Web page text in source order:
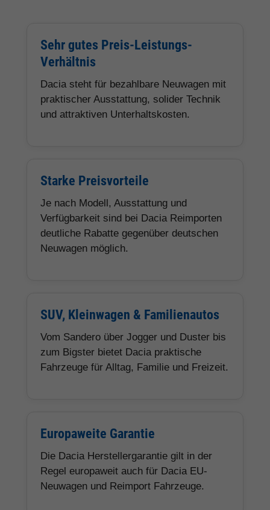
Sehr gutes Preis-Leistungs-
Verhältnis
Dacia steht für bezahlbare Neuwagen mit
praktischer Ausstattung, solider Technik
und attraktiven Unterhaltskosten.
Starke Preisvorteile
Je nach Modell, Ausstattung und
Verfügbarkeit sind bei Dacia Reimporten
deutliche Rabatte gegenüber deutschen
Neuwagen möglich.
SUV, Kleinwagen & Familienautos
Vom Sandero über Jogger und Duster bis
zum Bigster bietet Dacia praktische
Fahrzeuge für Alltag, Familie und Freizeit.
Europaweite Garantie
Die Dacia Herstellergarantie gilt in der
Regel europaweit auch für Dacia EU-
Neuwagen und Reimport Fahrzeuge.